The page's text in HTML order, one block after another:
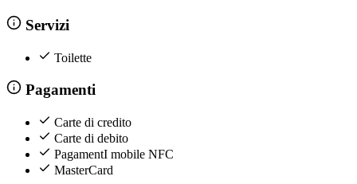
Servizi
Toilette
Pagamenti
Carte di credito
Carte di debito
PagamentI mobile NFC
MasterCard